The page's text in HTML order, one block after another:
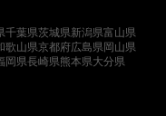
千葉県茨城県新潟県富山県
歌山県京都府広島県岡山県
岡県長崎県熊本県大分県